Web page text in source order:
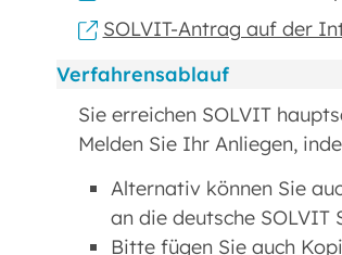
SOLVIT-Antrag auf der
Verfahrensablauf
Sie erreichen SOLVIT
Melden Sie Ihr Anliegen,
Alternativ können Sie
an die deutsche SOLVIT
Bitte fügen Sie auch